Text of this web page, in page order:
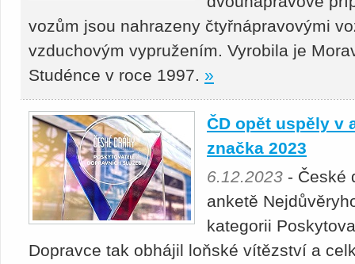
vozům jsou nahrazeny čtyřnápravovými
vzduchovým vypružením. Vyrobila je
Studénce v roce 1997. »
ČD opět uspěly v
značka 2023
6.12.2023 - České
anketě
kategorii
Dopravce tak obhájil loňské vítězství a